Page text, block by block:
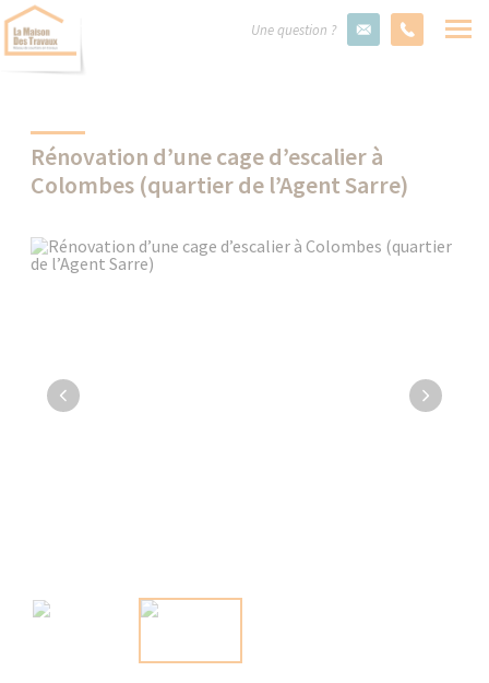
Une question ?
Rénovation d’une cage d’escalier à
Colombes (quartier de l’Agent Sarre)